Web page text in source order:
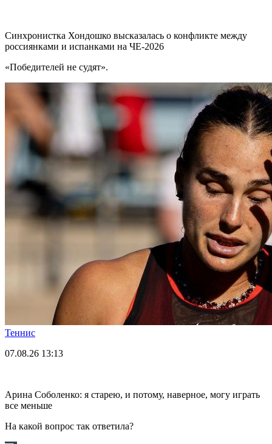
Синхронистка Хондошко высказалась о конфликте между
россиянками и испанками на ЧЕ-2026
«Победителей не судят».
Теннис
07.08.26 13:13
Арина Соболенко: я старею, и потому, наверное, могу играть
все меньше
На какой вопрос так ответила?